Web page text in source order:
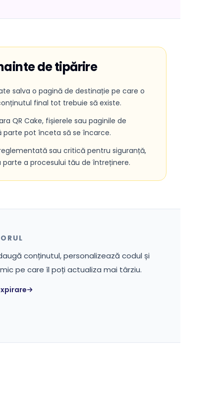
de tipărire
salva o pagină de destinație pe care o
final tot trebuie să existe.
QR Cake, fișierele sau paginile de
pot înceta să se încarce.
sau critică pentru siguranță,
a procesului tău de întreținere.
conținutul, personalizează codul și
pe care îl poți actualiza mai târziu.